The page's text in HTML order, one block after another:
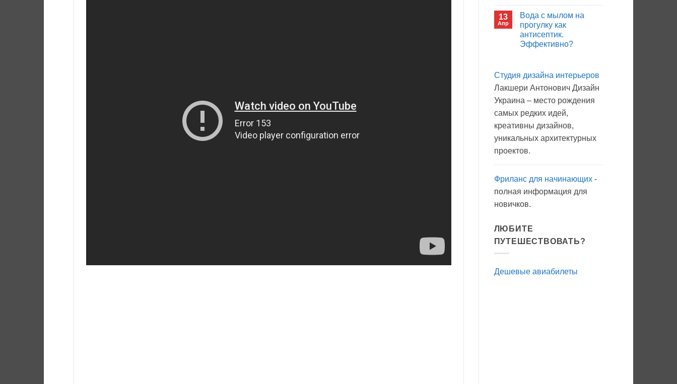
записи
Пиво
можно
на
карантине?
13
Апр
Вода с мылом на
прогулку как
антисептик.
Эффективно?
Вода
мылом
на
прогулку
антисептик.
Студия дизайна интерьеров
Лакшери Антонович Дизайн
Украина – место рождения
самых редких идей,
креативны дизайнов,
уникальных архитектурных
проектов.
Фриланс для начинающих-
полная информация для
новичков.
ЛЮБИТЕ
ПУТЕШЕСТВОВАТЬ?
Дешевые авиабилеты